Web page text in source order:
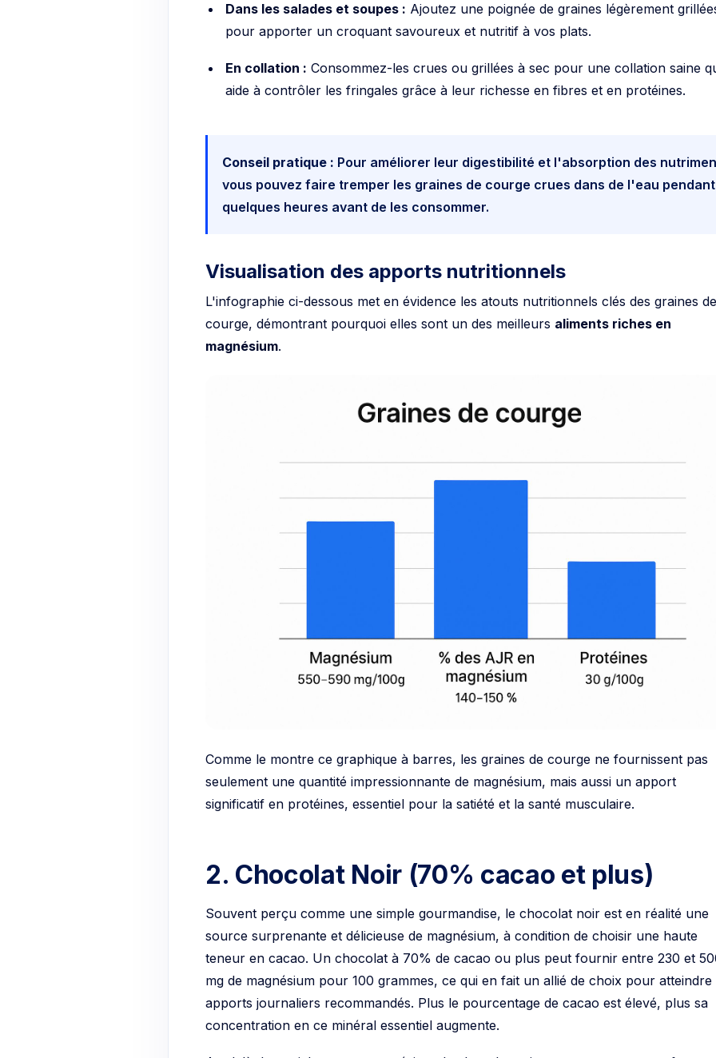
Dans les salades et soupes : Ajoutez une poignée de graines légèrement
pour apporter un croquant savoureux et nutritif à vos plats.
En collation : Consommez-les crues ou grillées à sec pour une collation saine
aide à contrôler les fringales grâce à leur richesse en fibres et en protéines.
Conseil pratique : Pour améliorer leur digestibilité et l'absorption des
vous pouvez faire tremper les graines de courge crues dans de l'eau pendant
quelques heures avant de les consommer.
Visualisation des apports nutritionnels
L'infographie ci-dessous met en évidence les atouts nutritionnels clés des graines de
courge, démontrant pourquoi elles sont un des meilleurs aliments riches en
magnésium.
Comme le montre ce graphique à barres, les graines de courge ne fournissent pas
seulement une quantité impressionnante de magnésium, mais aussi un apport
significatif en protéines, essentiel pour la satiété et la santé musculaire.
2. Chocolat Noir (70% cacao et plus)
Souvent perçu comme une simple gourmandise, le chocolat noir est en réalité une
source surprenante et délicieuse de magnésium, à condition de choisir une haute
teneur en cacao. Un chocolat à 70% de cacao ou plus peut fournir entre 230 et
mg de magnésium pour 100 grammes, ce qui en fait un allié de choix pour atteindre
apports journaliers recommandés. Plus le pourcentage de cacao est élevé, plus sa
concentration en ce minéral essentiel augmente.